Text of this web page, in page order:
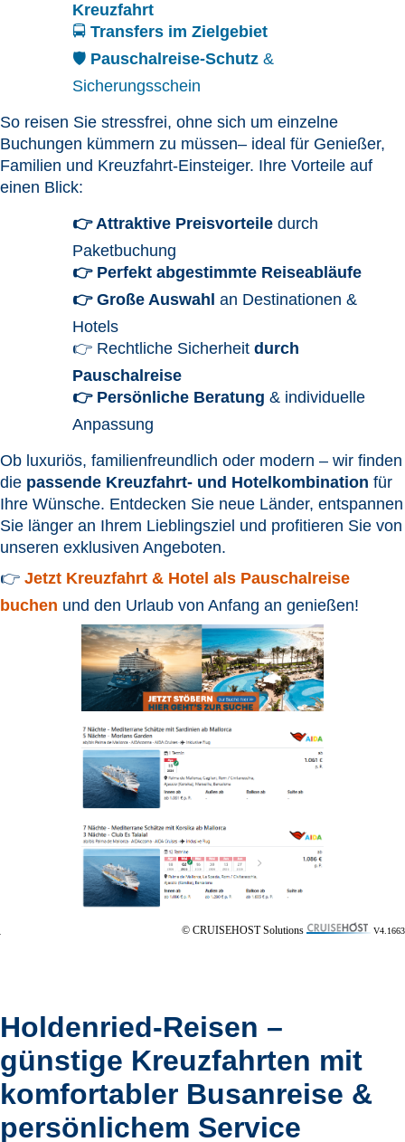
Kreuzfahrt
🚍 Transfers im Zielgebiet
🛡️ Pauschalreise-Schutz &
Sicherungsschein
So reisen Sie stressfrei, ohne sich um einzelne
Buchungen kümmern zu müssen– ideal für Genießer,
Familien und Kreuzfahrt-Einsteiger. Ihre Vorteile auf
einen Blick:
👉 Attraktive Preisvorteile durch
Paketbuchung
👉 Perfekt abgestimmte Reiseabläufe
👉 Große Auswahl an Destinationen &
Hotels
👉 Rechtliche Sicherheit durch
Pauschalreise
👉 Persönliche Beratung & individuelle
Anpassung
Ob luxuriös, familienfreundlich oder modern – wir finden
die passende Kreuzfahrt- und Hotelkombination für
Ihre Wünsche. Entdecken Sie neue Länder, entspannen
Sie länger an Ihrem Lieblingsziel und profitieren Sie von
unseren exklusiven Angeboten.
👉 Jetzt Kreuzfahrt & Hotel als Pauschalreise
buchen und den Urlaub von Anfang an genießen!
© CRUISEHOST Solutions V4.1663
Holdenried-Reisen –
günstige Kreuzfahrten mit
komfortabler Busanreise &
persönlichem Service